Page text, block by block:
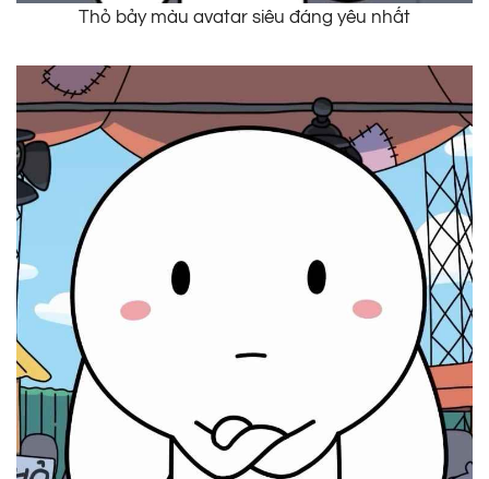
Thỏ bảy màu avatar siêu đáng yêu nhất